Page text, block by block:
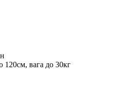
вага до 30кг